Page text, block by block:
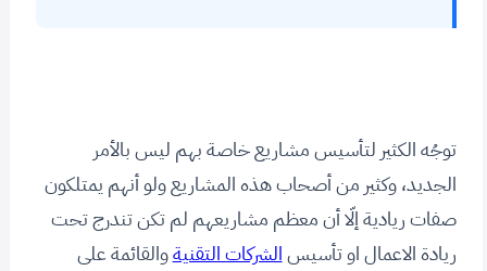
توجُه الكثير لتأسيس مشاريع خاصة بهم ليس بالأمر
الجديد، وكثير من أصحاب هذه المشاريع ولو أنهم يمتلكون
صفات ريادية إلّا أن معظم مشاريعهم لم تكن تندرج تحت
ريادة الاعمال او تأسيسالشركات التقنيةوالقائمة على